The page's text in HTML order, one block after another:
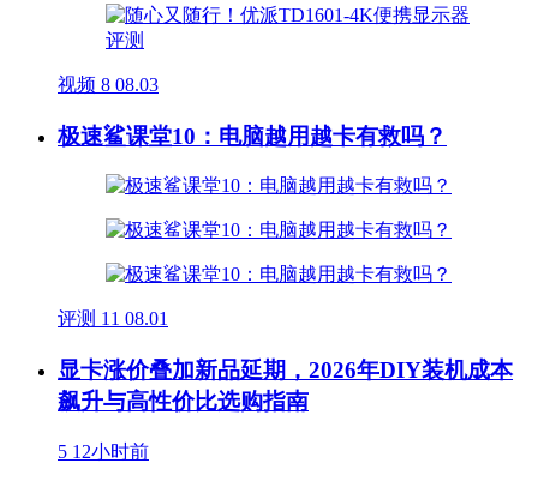
视频 8 08.03
极速鲨课堂10：电脑越用越卡有救吗？
评测 11 08.01
显卡涨价叠加新品延期，2026年DIY装机成本
飙升与高性价比选购指南
5 12小时前